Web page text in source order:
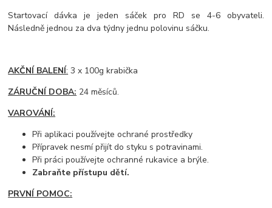
Startovací dávka je jeden sáček pro RD se 4-6 obyvateli.
Následně jednou za dva týdny jednu polovinu sáčku.
AKČNÍ BALENÍ: 3 x 100g krabička
ZÁRUČNÍ DOBA: 24 měsíců.
VAROVÁNÍ:
Při aplikaci používejte ochrané prostředky
Přípravek nesmí přijít do styku s potravinami.
Při práci používejte ochranné rukavice a brýle.
Zabraňte přístupu dětí.
PRVNÍ POMOC: